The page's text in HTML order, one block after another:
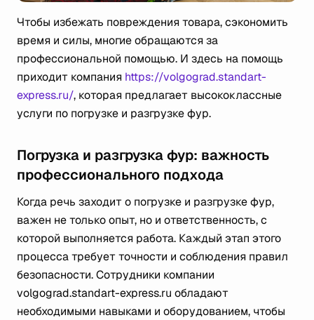
Чтобы избежать повреждения товара, сэкономить
время и силы, многие обращаются за
профессиональной помощью. И здесь на помощь
приходит компания https://volgograd.standart-
express.ru/, которая предлагает высококлассные
услуги по погрузке и разгрузке фур.
Погрузка и разгрузка фур: важность
профессионального подхода
Когда речь заходит о погрузке и разгрузке фур,
важен не только опыт, но и ответственность, с
которой выполняется работа. Каждый этап этого
процесса требует точности и соблюдения правил
безопасности. Сотрудники компании
volgograd.standart-express.ru обладают
необходимыми навыками и оборудованием, чтобы